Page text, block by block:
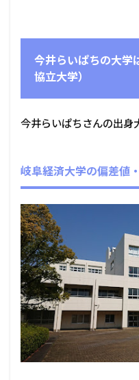
今井らいぱちの大学
協立大学）
今井らいぱちさんの出身
岐阜経済大学の偏差値